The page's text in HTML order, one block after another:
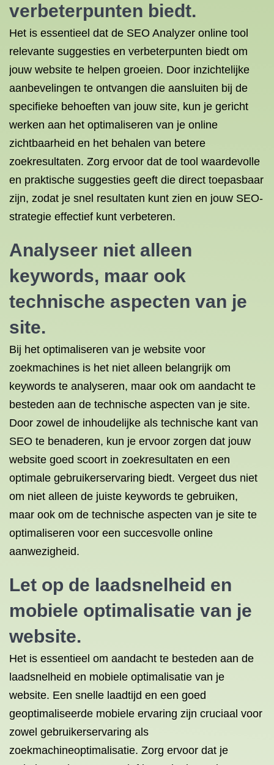
verbeterpunten biedt.
Het is essentieel dat de SEO Analyzer online tool
relevante suggesties en verbeterpunten biedt om
jouw website te helpen groeien. Door inzichtelijke
aanbevelingen te ontvangen die aansluiten bij de
specifieke behoeften van jouw site, kun je gericht
werken aan het optimaliseren van je online
zichtbaarheid en het behalen van betere
zoekresultaten. Zorg ervoor dat de tool waardevolle
en praktische suggesties geeft die direct toepasbaar
zijn, zodat je snel resultaten kunt zien en jouw SEO-
strategie effectief kunt verbeteren.
Analyseer niet alleen
keywords, maar ook
technische aspecten van je
site.
Bij het optimaliseren van je website voor
zoekmachines is het niet alleen belangrijk om
keywords te analyseren, maar ook om aandacht te
besteden aan de technische aspecten van je site.
Door zowel de inhoudelijke als technische kant van
SEO te benaderen, kun je ervoor zorgen dat jouw
website goed scoort in zoekresultaten en een
optimale gebruikerservaring biedt. Vergeet dus niet
om niet alleen de juiste keywords te gebruiken,
maar ook om de technische aspecten van je site te
optimaliseren voor een succesvolle online
aanwezigheid.
Let op de laadsnelheid en
mobiele optimalisatie van je
website.
Het is essentieel om aandacht te besteden aan de
laadsnelheid en mobiele optimalisatie van je
website. Een snelle laadtijd en een goed
geoptimaliseerde mobiele ervaring zijn cruciaal voor
zowel gebruikerservaring als
zoekmachineoptimalisatie. Zorg ervoor dat je